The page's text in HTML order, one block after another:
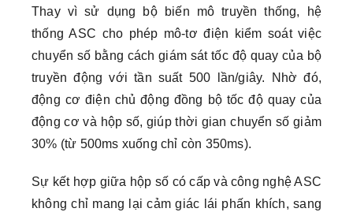
Thay vì sử dụng bộ biến mô truyền thống, hệ
thống ASC cho phép mô-tơ điện kiểm soát việc
chuyển số bằng cách giám sát tốc độ quay của bộ
truyền động với tần suất 500 lần/giây. Nhờ đó,
động cơ điện chủ động đồng bộ tốc độ quay của
động cơ và hộp số, giúp thời gian chuyển số giảm
30% (từ 500ms xuống chỉ còn 350ms).
Sự kết hợp giữa hộp số có cấp và công nghệ ASC
không chỉ mang lại cảm giác lái phấn khích, sang